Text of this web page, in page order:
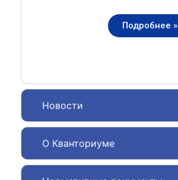
Новости
О Кванториуме
Подробнее »